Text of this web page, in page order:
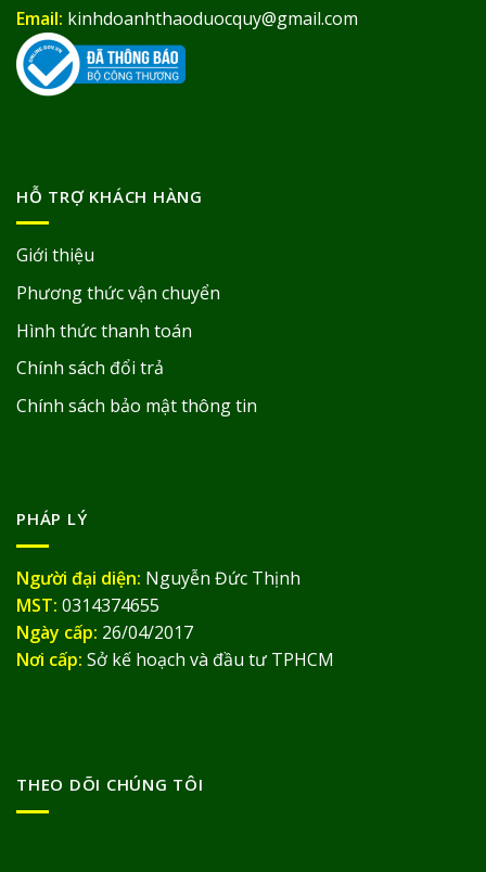
Email: kinhdoanhthaoduocquy@gmail.com
HỖ TRỢ KHÁCH HÀNG
Giới thiệu
Phương thức vận chuyển
Hình thức thanh toán
Chính sách đổi trả
Chính sách bảo mật thông tin
PHÁP LÝ
Người đại diện: Nguyễn Đức Thịnh
MST: 0314374655
Ngày cấp: 26/04/2017
Nơi cấp: Sở kế hoạch và đầu tư TPHCM
THEO DÕI CHÚNG TÔI